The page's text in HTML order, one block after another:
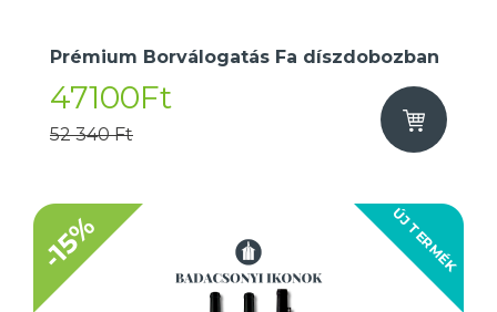
Prémium Borválogatás Fa díszdobozban
47100Ft
52 340 Ft
ÚJ TERMÉK
-15%